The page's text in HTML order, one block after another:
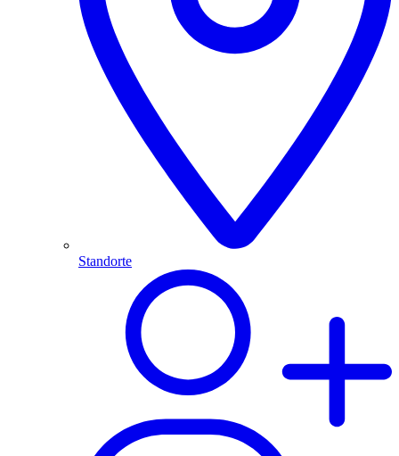
Standorte